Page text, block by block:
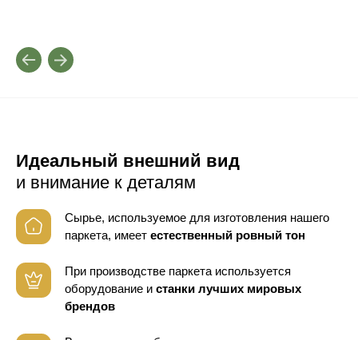
Идеальный внешний вид
и внимание к деталям
Сырье, используемое для изготовления нашего
паркета, имеет естественный ровный тон
При производстве паркета используется
оборудование и станки лучших мировых
брендов